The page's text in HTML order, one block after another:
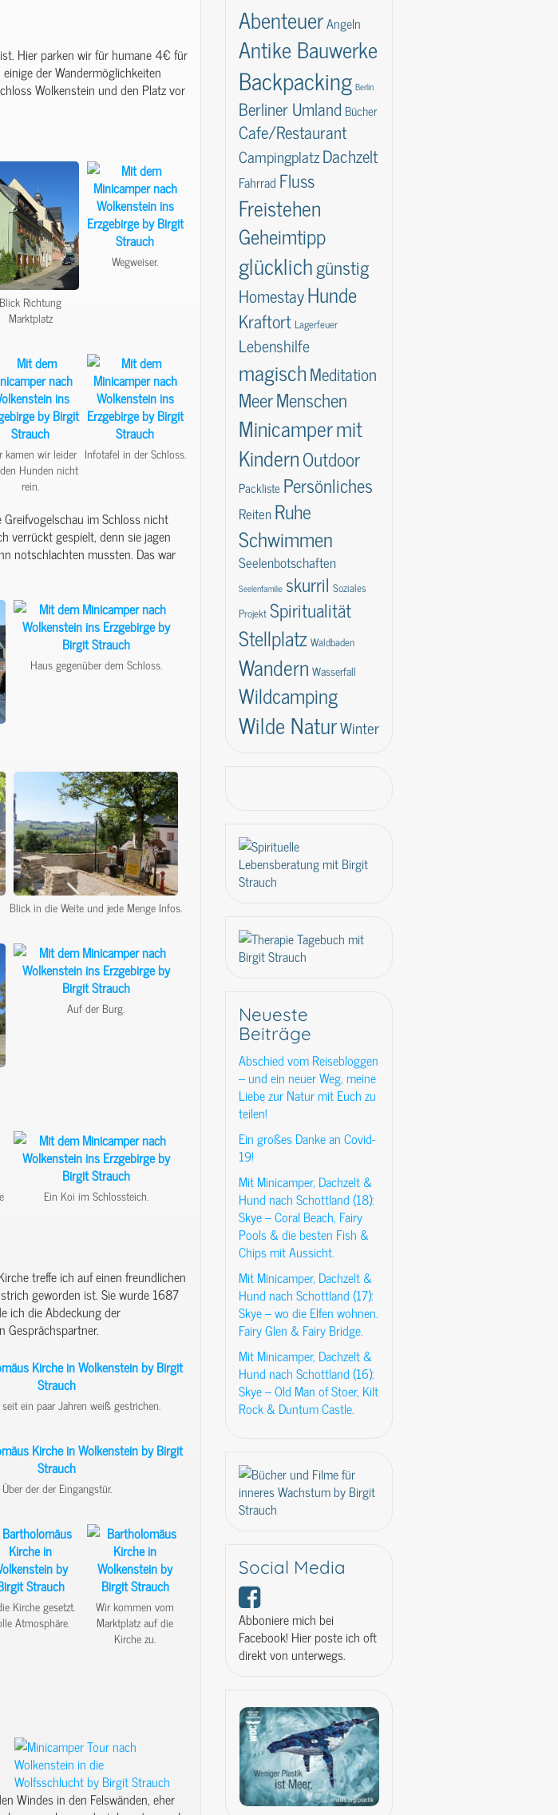
Hier parken wir für humane 4€ für
der Wandermöglichkeiten
Wolkenstein und den Platz vor
Blick Richtung
Marktplatz
Wegweiser.
kamen wir leider
Hunden nicht
rein.
Infotafel in der Schloss.
im Schloss nicht
verrückt gespielt, denn sie jagen
notschlachten mussten. Das war
Haus gegenüber dem Schloss.
Blick in die Weite und jede Menge Infos.
Auf der Burg.
Ein Koi im Schlossteich.
treffe ich auf einen freundlichen
geworden ist. Sie wurde 1687
ich die Abdeckung der
Gesprächspartner.
ein paar Jahren weiß gestrichen.
Über der der Eingangstür.
Kirche gesetzt.
Atmosphäre.
Wir kommen vom
Marktplatz auf die
Kirche zu.
Windes in den Felswänden, eher
AbenteuerAngeln
Antike Bauwerke
Backpacking Berlin
Berliner Umland Bücher
Cafe/Restaurant
CampingplatzDachzelt
Fahrrad Fluss
Freistehen
Geheimtipp
glücklichgünstig
HomestayHunde
KraftortLagerfeuer
Lebenshilfe
magischMeditation
MeerMenschen
Minicampermit
KindernOutdoor
Packliste Persönliches
ReitenRuhe
Schwimmen
Seelenbotschaften
Seelenfamilie skurril Soziales
ProjektSpiritualität
StellplatzWaldbaden
Wandern Wasserfall
Wildcamping
Wilde NaturWinter
Neueste
Beiträge
Abschied vom Reisebloggen
– und ein neuer Weg, meine
Liebe zur Natur mit Euch zu
teilen!
Ein großes Danke an Covid-
19!
Mit Minicamper, Dachzelt &
Hund nach Schottland (18):
Skye – Coral Beach, Fairy
Pools & die besten Fish &
Chips mit Aussicht.
Mit Minicamper, Dachzelt &
Hund nach Schottland (17):
Skye – wo die Elfen wohnen.
Fairy Glen & Fairy Bridge.
Mit Minicamper, Dachzelt &
Hund nach Schottland (16):
Skye – Old Man of Stoer, Kilt
Rock & Duntum Castle.
Social Media
Abboniere mich bei
Facebook! Hier poste ich oft
direkt von unterwegs.